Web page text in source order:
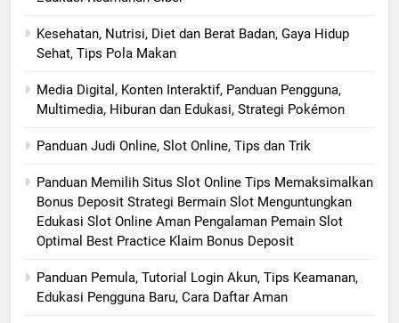
Kesehatan, Nutrisi, Diet dan Berat Badan, Gaya Hidup
Sehat, Tips Pola Makan
Media Digital, Konten Interaktif, Panduan Pengguna,
Multimedia, Hiburan dan Edukasi, Strategi Pokémon
Panduan Judi Online, Slot Online, Tips dan Trik
Panduan Memilih Situs Slot Online Tips Memaksimalkan
Bonus Deposit Strategi Bermain Slot Menguntungkan
Edukasi Slot Online Aman Pengalaman Pemain Slot
Optimal Best Practice Klaim Bonus Deposit
Panduan Pemula, Tutorial Login Akun, Tips Keamanan,
Edukasi Pengguna Baru, Cara Daftar Aman